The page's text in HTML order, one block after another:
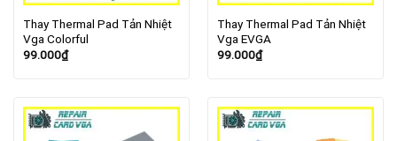
Thay Thermal Pad Tản Nhiệt
Vga Colorful
99.000₫
Thay Thermal Pad Tản Nhiệt
Vga EVGA
99.000₫